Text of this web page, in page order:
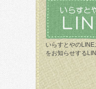
いらすとやの
をお知らせする